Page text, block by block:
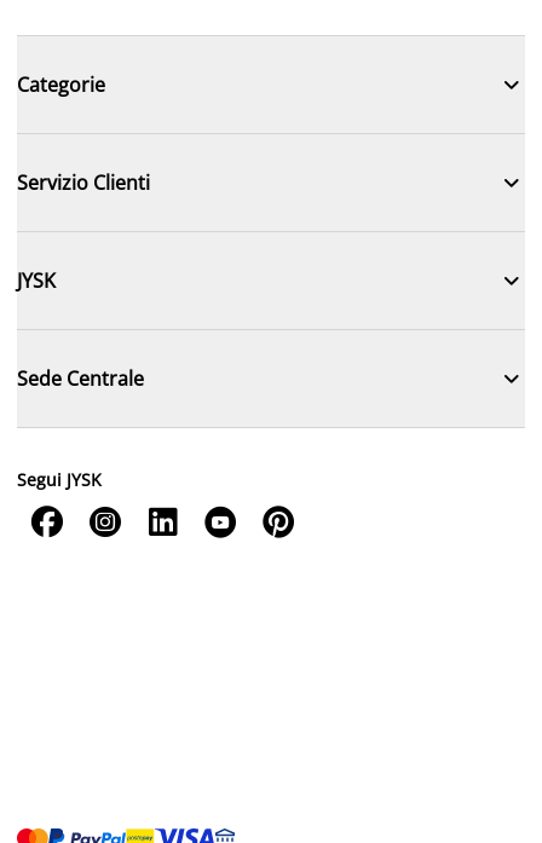
Categorie 
Servizio Clienti 
JYSK 
Sede Centrale 
Segui JYSK
    